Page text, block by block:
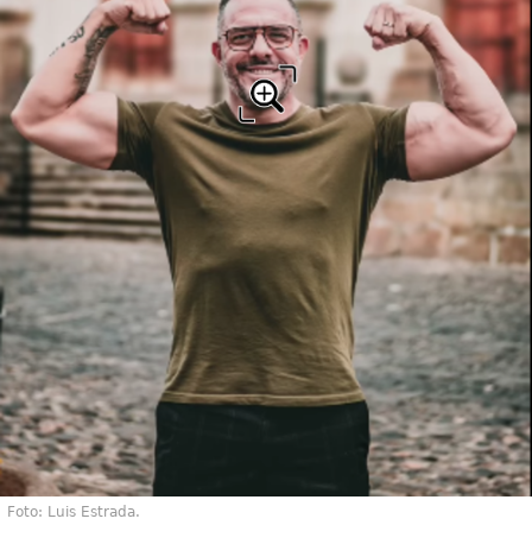
Foto: Luis Estrada.